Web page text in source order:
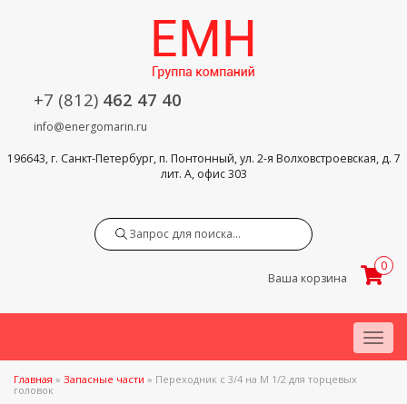
+7 (812) 462 47 40
info@energomarin.ru
196643, г. Санкт-Петербург, п. Понтонный, ул. 2-я Волховстроевская, д. 7
лит. А, офис 303
Ваша корзина
0
Menu
Главная » Запасные части » Переходник с 3/4 на M 1/2 для торцевых
головок